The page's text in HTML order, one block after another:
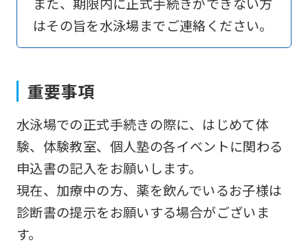
はその旨を水泳場までご連絡ください。
重要事項
水泳場での正式手続きの際に、はじめて体
験、体験教室、個人塾の各イベントに関わる
申込書の記入をお願いします。
現在、加療中の方、薬を飲んでいるお子様は
診断書の提示をお願いする場合がございま
す。
an
automatic
Japanese
version
of
this
website